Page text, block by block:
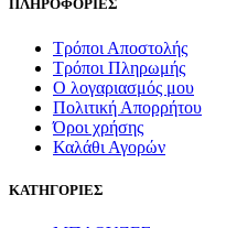
ΠΛΗΡΟΦΟΡΙΕΣ
Τρόποι Αποστολής
Τρόποι Πληρωμής
Ο λογαριασμός μου
Πολιτική Απορρήτου
Όροι χρήσης
Καλάθι Αγορών
ΚΑΤΗΓΟΡΙΕΣ